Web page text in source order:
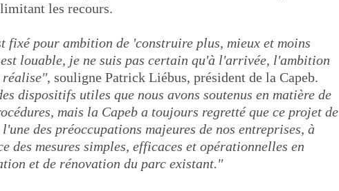
les recours.
fixé pour ambition de 'construire plus, mieux et moins
louable, je ne suis pas certain qu'à l'arrivée, l'ambition
réalise", souligne Patrick Liébus, président de la Capeb.
dispositifs utiles que nous avons soutenus en matière de
mais la Capeb a toujours regretté que ce projet de
des préoccupations majeures de nos entreprises, à
des mesures simples, efficaces et opérationnelles en
et de rénovation du parc existant."